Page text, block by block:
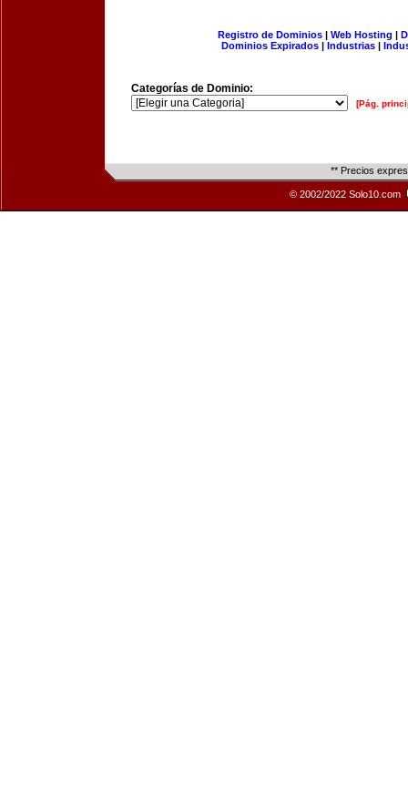
Registro de Dominios| Web Hosting |
Dominios Expirados | Industrias |
Categorías de Dominio:
[Pág.
** Precios
© 2002/2022 Solo10.com